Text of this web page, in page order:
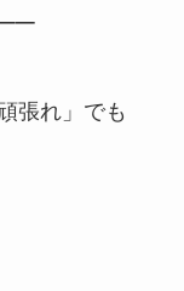
張れ」でも